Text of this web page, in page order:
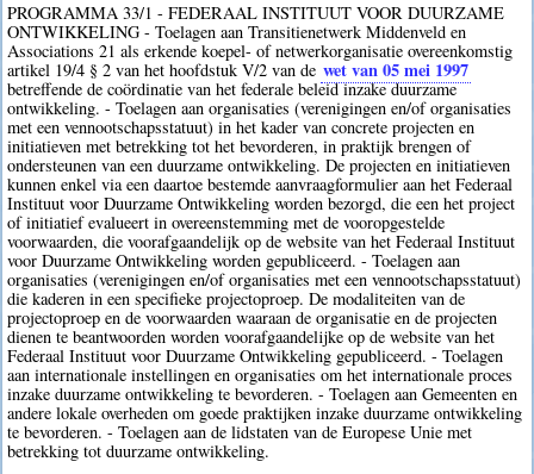
PROGRAMMA 33/1 - FEDERAAL INSTITUUT VOOR DUURZAME
ONTWIKKELING - Toelagen aan Transitienetwerk Middenveld en
Associations 21 als erkende koepel- of netwerkorganisatie overeenkomstig
artikel 19/4 § 2 van het hoofdstuk V/2 van de wet van 05 mei 1997
betreffende de coördinatie van het federale beleid inzake duurzame
ontwikkeling. - Toelagen aan organisaties (verenigingen en/of organisaties
met een vennootschapsstatuut) in het kader van concrete projecten en
initiatieven met betrekking tot het bevorderen, in praktijk brengen of
ondersteunen van een duurzame ontwikkeling. De projecten en initiatieven
kunnen enkel via een daartoe bestemde aanvraagformulier aan het Federaal
Instituut voor Duurzame Ontwikkeling worden bezorgd, die een het project
of initiatief evalueert in overeenstemming met de vooropgestelde
voorwaarden, die voorafgaandelijk op de website van het Federaal Instituut
voor Duurzame Ontwikkeling worden gepubliceerd. - Toelagen aan
organisaties (verenigingen en/of organisaties met een vennootschapsstatuut)
die kaderen in een specifieke projectoproep. De modaliteiten van de
projectoproep en de voorwaarden waaraan de organisatie en de projecten
dienen te beantwoorden worden voorafgaandelijke op de website van het
Federaal Instituut voor Duurzame Ontwikkeling gepubliceerd. - Toelagen
aan internationale instellingen en organisaties om het internationale proces
inzake duurzame ontwikkeling te bevorderen. - Toelagen aan Gemeenten en
andere lokale overheden om goede praktijken inzake duurzame ontwikkeling
te bevorderen. - Toelagen aan de lidstaten van de Europese Unie met
betrekking tot duurzame ontwikkeling.